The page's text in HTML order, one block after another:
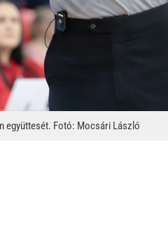
együttesét. Fotó: Mocsári László